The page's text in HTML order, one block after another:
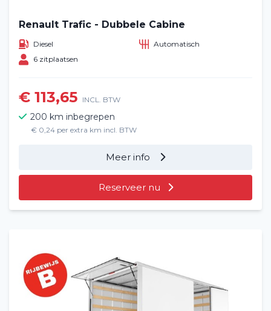
Renault Trafic - Dubbele Cabine
Diesel
Automatisch
6 zitplaatsen
€ 113,65 INCL. BTW
200 km inbegrepen
€ 0,24 per extra km incl. BTW
Meer info
Reserveer nu